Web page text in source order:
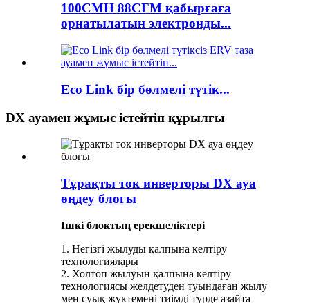
100CMH 88CFM қабырғаға
орнатылатын электронды...
Eco Link бір бөлмелі түтік...
DX ауамен жұмыс істейтін құрылғы
Тұрақты ток инверторы DX ауа
өңдеу блогы
Ішкі блоктың ерекшеліктері
1. Негізгі жылуды қалпына келтіру
технологиялары
2. Холтоп жылуын қалпына келтіру
технологиясы желдетуден туындаған жылу
мен суық жүктемені тиімді түрде азайта